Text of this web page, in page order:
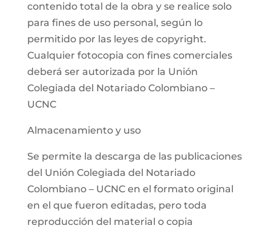
contenido total de la obra y se realice solo
para fines de uso personal, según lo
permitido por las leyes de copyright.
Cualquier fotocopia con fines comerciales
deberá ser autorizada por la Unión
Colegiada del Notariado Colombiano –
UCNC
Almacenamiento y uso
Se permite la descarga de las publicaciones
del Unión Colegiada del Notariado
Colombiano – UCNC en el formato original
en el que fueron editadas, pero toda
reproducción del material o copia